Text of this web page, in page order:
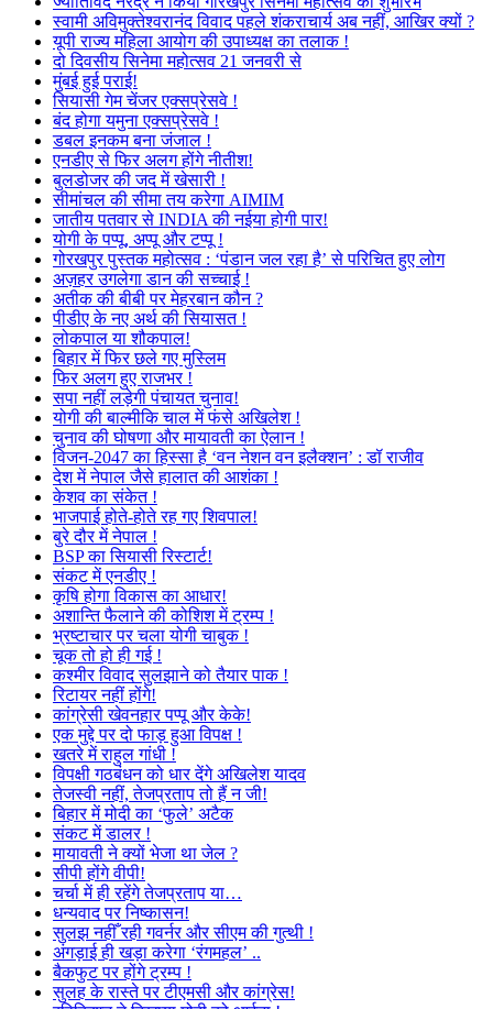
स्वामी अविमुक्तेश्वरानंद विवाद पहले शंकराचार्य अब नहीं, आखिर क्यों ?
यूपी राज्य महिला आयोग की उपाध्यक्ष का तलाक !
दो दिवसीय सिनेमा महोत्सव 21 जनवरी से
मुंबई हुई पराई!
सियासी गेम चेंजर एक्सप्रेसवे !
बंद होगा यमुना एक्सप्रेसवे !
डबल इनकम बना जंजाल !
एनडीए से फिर अलग होंगे नीतीश!
बुलडोजर की जद में खेसारी !
सीमांचल की सीमा तय करेगा AIMIM
जातीय पतवार से INDIA की नईया होगी पार!
योगी के पप्पू, अप्पू और टप्पू !
गोरखपुर पुस्तक महोत्सव : ‘पंडान जल रहा है’ से परिचित हुए लोग
अज़हर उगलेगा डान की सच्चाई !
अतीक की बीबी पर मेहरबान कौन ?
पीडीए के नए अर्थ की सियासत !
लोकपाल या शौकपाल!
बिहार में फिर छले गए मुस्लिम
फिर अलग हुए राजभर !
सपा नहीं लड़ेगी पंचायत चुनाव!
योगी की बाल्मीकि चाल में फंसे अखिलेश !
चुनाव की घोषणा और मायावती का ऐलान !
विजन-2047 का हिस्सा है ‘वन नेशन वन इलैक्शन’ : डॉ राजीव
देश में नेपाल जैसे हालात की आशंका !
केशव का संकेत !
भाजपाई होते-होते रह गए शिवपाल!
बुरे दौर में नेपाल !
BSP का सियासी रिस्टार्ट!
संकट में एनडीए !
कृषि होगा विकास का आधार!
अशान्ति फैलाने की कोशिश में ट्रम्प !
भ्रष्टाचार पर चला योगी चाबुक !
चूक तो हो ही गई !
कश्मीर विवाद सुलझाने को तैयार पाक !
रिटायर नहीं होंगे!
कांग्रेसी खेवनहार पप्पू और केके!
एक मुद्दे पर दो फाड़ हुआ विपक्ष !
खतरे में राहुल गांधी !
विपक्षी गठबंधन को धार देंगे अखिलेश यादव
तेजस्वी नहीं, तेजप्रताप तो हैं न जी!
बिहार में मोदी का ‘फुले’ अटैक
संकट में डालर !
मायावती ने क्यों भेजा था जेल ?
सीपी होंगे वीपी!
चर्चा में ही रहेंगे तेजप्रताप या…
धन्यवाद पर निष्कासन!
सुलझ नहीँ रही गवर्नर और सीएम की गुत्थी !
अंगड़ाई ही खड़ा करेगा ‘रंगमहल’ ..
बैकफुट पर होंगे ट्रम्प !
सुलह के रास्ते पर टीएमसी और कांग्रेस!